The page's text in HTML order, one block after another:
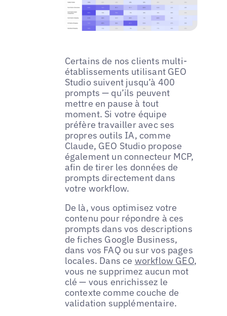
Certains de nos clients multi-
établissements utilisant GEO
Studio suivent jusqu’à 400
prompts — qu’ils peuvent
mettre en pause à tout
moment. Si votre équipe
préfère travailler avec ses
propres outils IA, comme
Claude, GEO Studio propose
également un connecteur MCP,
afin de tirer les données de
prompts directement dans
votre workflow.
De là, vous optimisez votre
contenu pour répondre à ces
prompts dans vos descriptions
de fiches Google Business,
dans vos FAQ ou sur vos pages
locales. Dans ce workflow GEO,
vous ne supprimez aucun mot
clé — vous enrichissez le
contexte comme couche de
validation supplémentaire.